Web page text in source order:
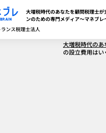
大増税時代のあなたを顧問税理士
ンのための専門メディア～マネブレ
ンス税理士法人
大増税時代の
の設立費用はい